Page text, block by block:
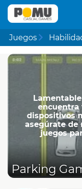
Juegos
encuentra
dispositivos
asegúrate de
juegos
Parking